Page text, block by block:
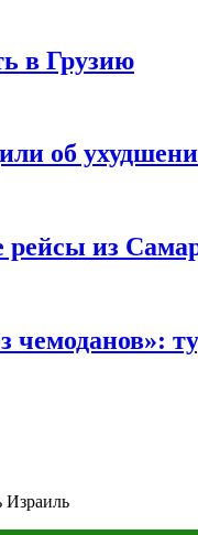
в Грузию
об
рейсы из
чемоданов»:
Израиль